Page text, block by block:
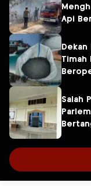
Api
Dekan
Timah
Salah